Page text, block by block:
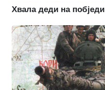
Хвала деди на побједи